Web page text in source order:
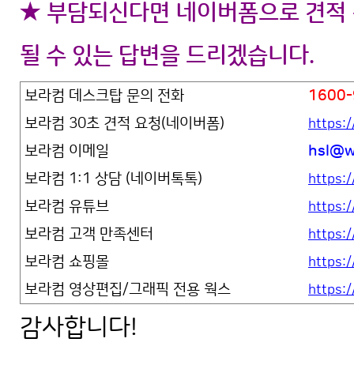
★ 부담되신다면 네이버폼으로 견적
될 수 있는 답변을 드리겠습니다.
보라컴 데스크탑 문의 전화
보라컴 30초 견적 요청(네이버폼)
보라컴 이메일
보라컴 1:1 상담 (네이버톡톡)
보라컴 유튜브
보라컴 고객 만족센터
보라컴 쇼핑몰
보라컴 영상편집/그래픽 전용 웍스
감사합니다!